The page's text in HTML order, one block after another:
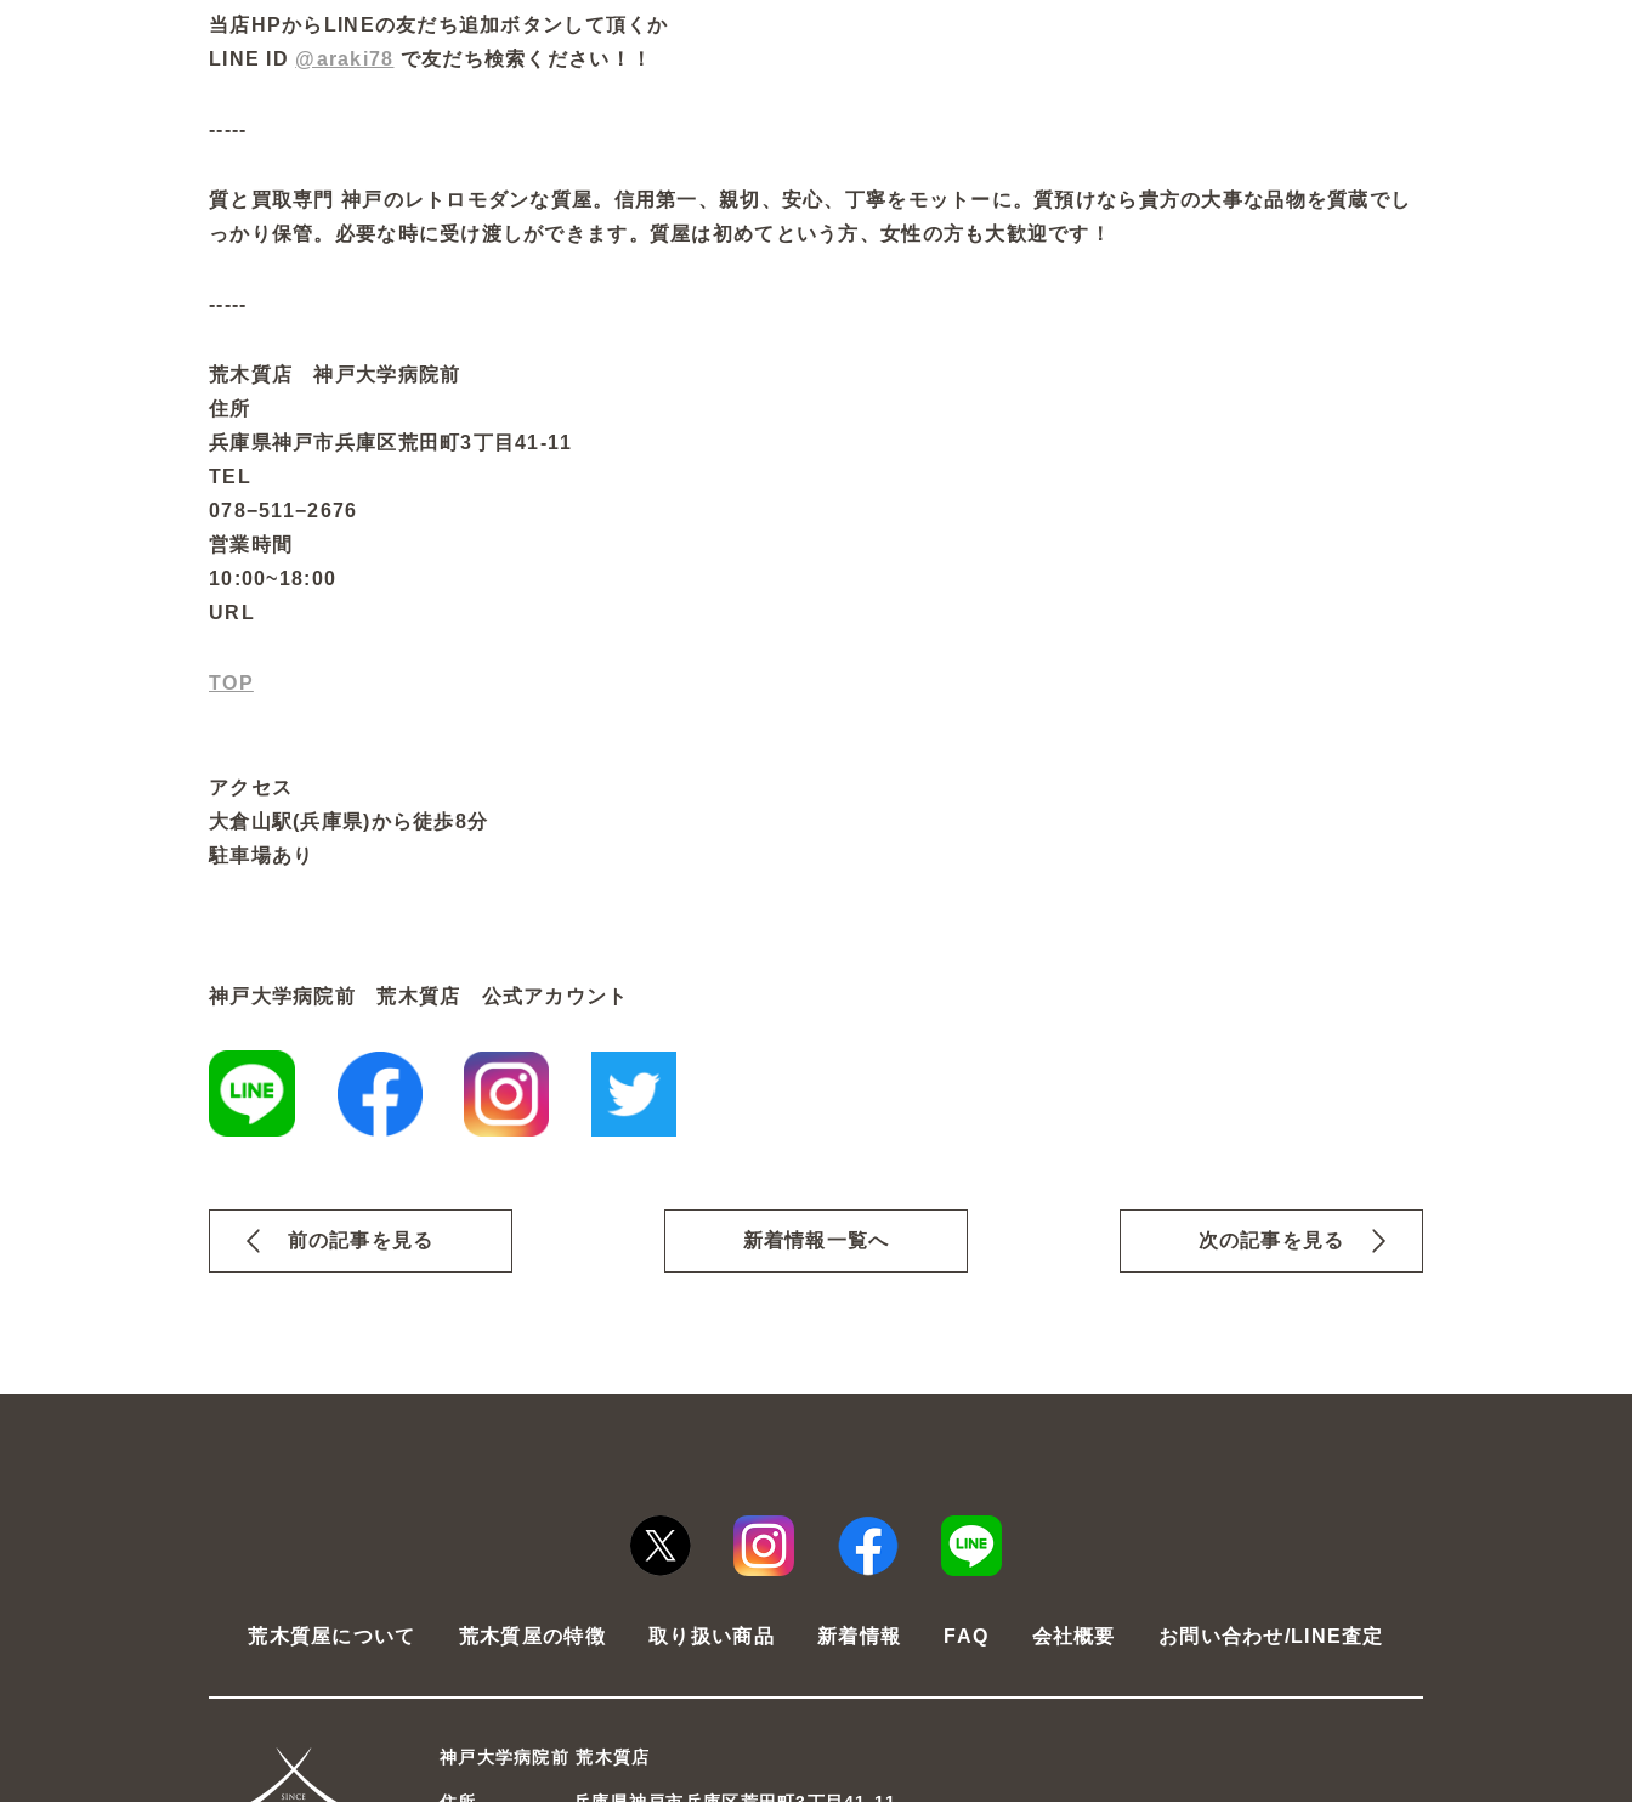
当店HPからLINEの友だち追加ボタンして頂くか
LINE ID @araki78 で友だち検索ください！！
-----
質と買取専門 神戸のレトロモダンな質屋。信用第一、親切、安心、丁寧をモットーに。質預けなら貴方の大事な品物を質蔵でし
っかり保管。必要な時に受け渡しができます。質屋は初めてという方、女性の方も大歓迎です！
-----
荒木質店 神戸大学病院前
住所
兵庫県神戸市兵庫区荒田町3丁目41-11
TEL
078−511−2676
営業時間
10:00~18:00
URL
TOP
アクセス
大倉山駅(兵庫県)から徒歩8分
駐車場あり
神戸大学病院前 荒木質店 公式アカウント
前の記事を見る 新着情報一覧へ 次の記事を見る
荒木質屋について 荒木質屋の特徴 取り扱い商品 新着情報 FAQ 会社概要 お問い合わせ/LINE査定
神戸大学病院前 荒木質店